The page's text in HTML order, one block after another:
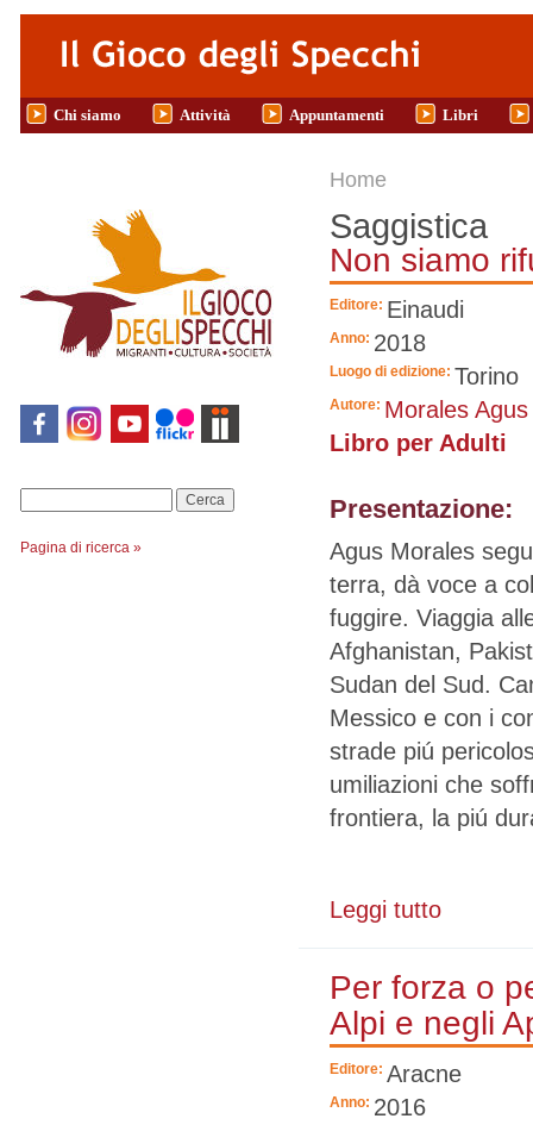
Salta al contenuto principale
Chi siamo Attività Appuntamenti Libri
Pagina di ricerca »
Tu sei qui
Home
Saggistica
Non siamo
Editore: Einaudi
Anno: 2018
Luogo di edizione: Torino
Autore: Morales Agus
Libro per Adulti
Presentazione:
Agus Morales
terra, dà voce a
fuggire. Viaggia
Afghanistan,
Sudan del Sud.
Messico e con i
strade piú
umiliazioni che
frontiera, la piú
Leggi tutto
Per forza o
Alpi e negli
Editore: Aracne
Anno: 2016